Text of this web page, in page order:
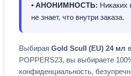
• АНОНИМНОСТЬ: Никаких
не знает, что внутри заказа.
Выбирая Gold Scull (EU) 24 мл
POPPERS23, вы выбираете
конфиденциальность,